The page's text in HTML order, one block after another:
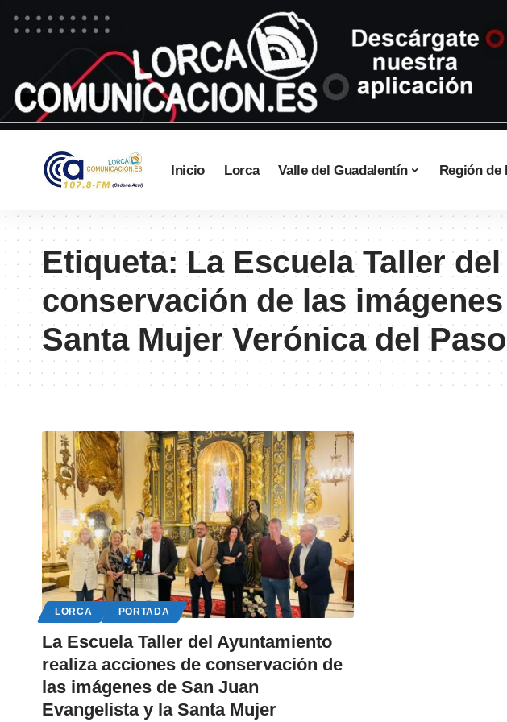
Inicio Lorca Valle del Guadalentín Región de
Etiqueta:La Escuela Taller
conservación de las
Santa Mujer Verónica del
LORCA PORTADA
La Escuela Taller del Ayuntamiento
realiza acciones de conservación de
las imágenes de San Juan
Evangelista y la Santa Mujer